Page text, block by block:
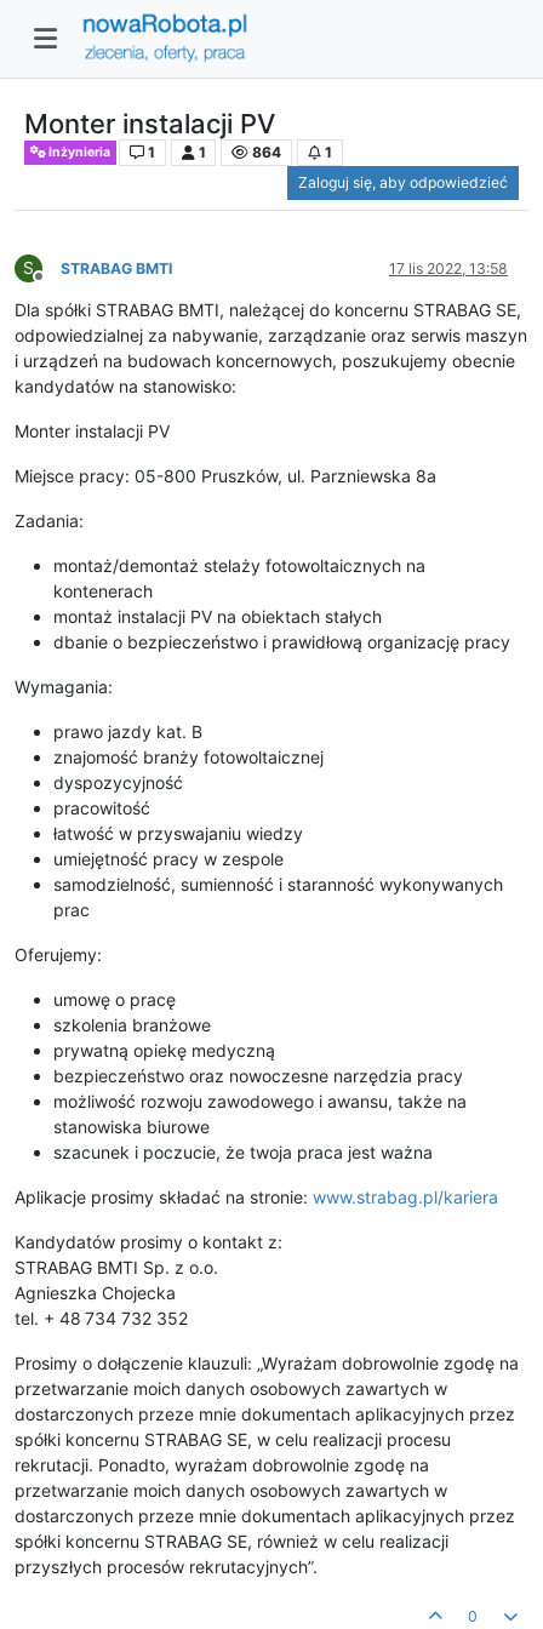
Monter instalacji PV
Inżynieria 1 1 864
1
Zaloguj się, aby odpowiedzieć
S
Niedostępny
STRABAG BMTI 17 lis 2022, 13:58
Dla spółki STRABAG BMTI, należącej do koncernu STRABAG SE,
odpowiedzialnej za nabywanie, zarządzanie oraz serwis maszyn
i urządzeń na budowach koncernowych, poszukujemy obecnie
kandydatów na stanowisko:
Monter instalacji PV
Miejsce pracy: 05-800 Pruszków, ul. Parzniewska 8a
Zadania:
montaż/demontaż stelaży fotowoltaicznych na
kontenerach
montaż instalacji PV na obiektach stałych
dbanie o bezpieczeństwo i prawidłową organizację pracy
Wymagania:
prawo jazdy kat. B
znajomość branży fotowoltaicznej
dyspozycyjność
pracowitość
łatwość w przyswajaniu wiedzy
umiejętność pracy w zespole
samodzielność, sumienność i staranność wykonywanych
prac
Oferujemy:
umowę o pracę
szkolenia branżowe
prywatną opiekę medyczną
bezpieczeństwo oraz nowoczesne narzędzia pracy
możliwość rozwoju zawodowego i awansu, także na
stanowiska biurowe
szacunek i poczucie, że twoja praca jest ważna
Aplikacje prosimy składać na stronie: www.strabag.pl/kariera
Kandydatów prosimy o kontakt z:
STRABAG BMTI Sp. z o.o.
Agnieszka Chojecka
tel. + 48 734 732 352
Prosimy o dołączenie klauzuli: „Wyrażam dobrowolnie zgodę na
przetwarzanie moich danych osobowych zawartych w
dostarczonych przeze mnie dokumentach aplikacyjnych przez
spółki koncernu STRABAG SE, w celu realizacji procesu
rekrutacji. Ponadto, wyrażam dobrowolnie zgodę na
przetwarzanie moich danych osobowych zawartych w
dostarczonych przeze mnie dokumentach aplikacyjnych przez
spółki koncernu STRABAG SE, również w celu realizacji
przyszłych procesów rekrutacyjnych”.
0